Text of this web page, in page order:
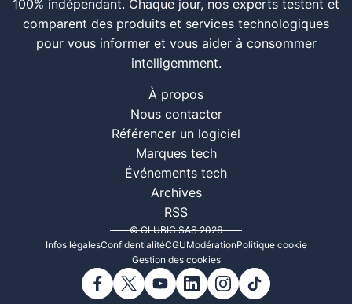
100% indépendant. Chaque jour, nos experts testent et
comparent des produits et services technologiques
pour vous informer et vous aider à consommer
intelligemment.
À propos
Nous contacter
Référencer un logiciel
Marques tech
Événements tech
Archives
RSS
© CLUBIC SAS 2026
Infos légalesConfidentialitéCGUModérationPolitique cookie
Gestion des cookies